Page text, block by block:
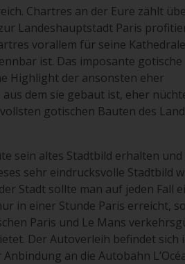
Chartres an der Eure zählt
Landeshauptstadt Paris
vorallem für seine Kathedrale
ist. Das imposante gotische
Highlight der ansonsten eher
dem sie gebaut ist, eher
gotischen Bauten des
sein altes Stadtbild erhalten
sehr eindrucksvolle Stadtbild
Stadt sollte man auf jeden Fall
in einer Stunde Paris erreicht,
Paris und Le Mans
Der Autoverleih befindet sich
an die Autobahn